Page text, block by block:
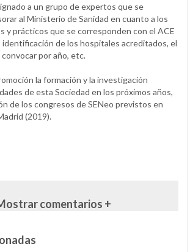
a un grupo de expertos que se
al Ministerio de Sanidad en cuanto a los
y prácticos que se corresponden con el ACE
identificación de los hospitales acreditados, el
por año, etc.
la formación y la investigación
de esta Sociedad en los próximos años,
de los congresos de SENeo previstos en
(2019).
comentarios +